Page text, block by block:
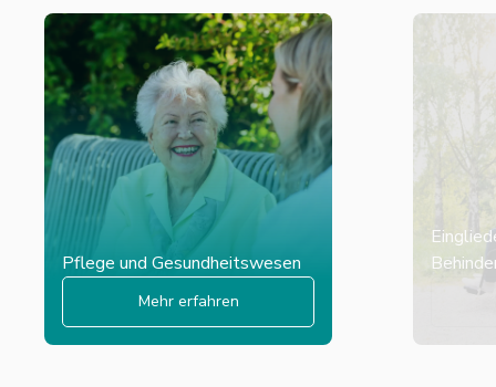
Pflege und Gesundheitswesen
Mehr erfahren